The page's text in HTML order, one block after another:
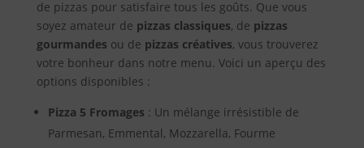
de pizzas pour satisfaire tous les goûts. Que vous
soyez amateur de pizzas classiques, de pizzas
gourmandes ou de pizzas créatives, vous trouverez
votre bonheur dans notre menu. Voici un aperçu des
options disponibles :
Pizza 5 Fromages : Un mélange irrésistible de
Parmesan, Emmental, Mozzarella, Fourme